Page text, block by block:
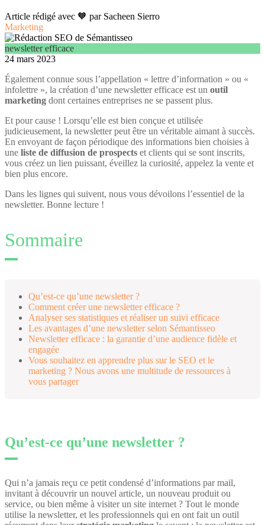
Article rédigé avec 🧡 par Sacheen Sierro
Marketing
newsletter efficace
24 mars 2023
Également connue sous l’appellation « lettre d’information » ou «
infolettre », la création d’une newsletter efficace est un outil
marketing dont certaines entreprises ne se passent plus.
Et pour cause ! Lorsqu’elle est bien conçue et utilisée
judicieusement, la newsletter peut être un véritable aimant à succès.
En envoyant de façon périodique des informations bien choisies à
une liste de diffusion de prospects et clients qui se sont inscrits,
vous créez un lien puissant, éveillez la curiosité, appelez la vente et
bien plus encore.
Dans les lignes qui suivent, nous vous dévoilons l’essentiel de la
newsletter. Bonne lecture !
Sommaire
Qu’est-ce qu’une newsletter ?
Comment créer une newsletter efficace ?
Analyser ses statistiques et réaliser un suivi efficace
Les avantages d’une newsletter selon Sémantisseo
Newsletter efficace : la garantie d’une audience fidèle et
engagée
Vous souhaitez en apprendre plus sur le SEO et le
marketing ? Nous avons une multitude de ressources à
vous partager
Qu’est-ce qu’une newsletter ?
Qui n’a jamais reçu ce petit condensé d’informations par mail,
invitant à découvrir un nouvel article, un nouveau produit ou
service, ou bien même à visiter un site internet ? Tout le monde
utilise la newsletter, et les professionnels qui en ont fait un outil